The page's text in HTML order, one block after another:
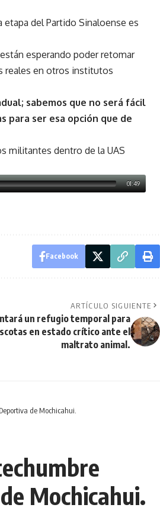
etapa del Partido Sinaloense es
esperando poder retomar
reales en otros institutos
sabemos que no será fácil
ser esa opción que de
militantes dentro de la UAS
01:49
Facebook
ARTÍCULO SIGUIENTE
un refugio temporal para
en estado crítico ante el
maltrato animal.
de Mochicahui.
Mochicahui.